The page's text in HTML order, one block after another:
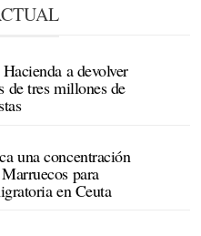
a devolver
de tres millones de
una concentración
para
en Ceuta